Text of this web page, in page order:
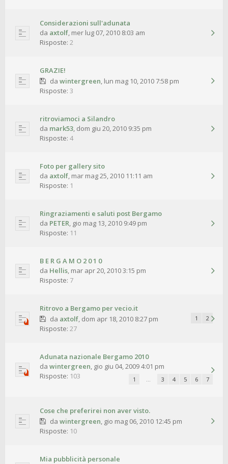
Considerazioni sull'adunata
da axtolf, mer lug 07, 2010 8:03 am
Risposte: 2
GRAZIE!
da wintergreen, lun mag 10, 2010 7:58 pm
Risposte: 3
ritroviamoci a Silandro
da mark53, dom giu 20, 2010 9:35 pm
Risposte: 4
Foto per gallery sito
da axtolf, mar mag 25, 2010 11:11 am
Risposte: 1
Ringraziamenti e saluti post Bergamo
da PETER, gio mag 13, 2010 9:49 pm
Risposte: 11
B E R G A M O 2 0 1 0
da Hellis, mar apr 20, 2010 3:15 pm
Risposte: 7
Ritrovo a Bergamo per vecio.it
da axtolf, dom apr 18, 2010 8:27 pm 1 2
Risposte: 27
Adunata nazionale Bergamo 2010
da wintergreen, gio giu 04, 2009 4:01 pm
1 … 3 4 5 6 7
Risposte: 103
Cose che preferirei non aver visto.
da wintergreen, gio mag 06, 2010 12:45 pm
Risposte: 10
Mia pubblicità personale